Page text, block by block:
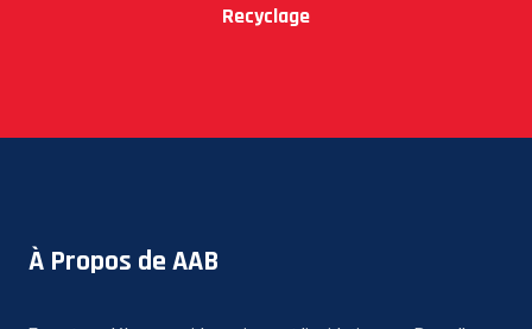
Recyclage
À Propos de AAB